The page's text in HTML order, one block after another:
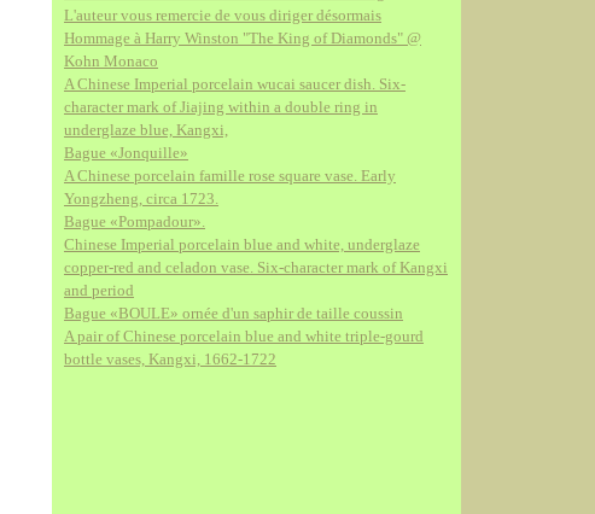
L'auteur vous remercie de vous diriger désormais
Hommage à Harry Winston "The King of Diamonds" @
Kohn Monaco
A Chinese Imperial porcelain wucai saucer dish. Six-
character mark of Jiajing within a double ring in
underglaze blue, Kangxi,
Bague «Jonquille»
A Chinese porcelain famille rose square vase. Early
Yongzheng, circa 1723.
Bague «Pompadour».
Chinese Imperial porcelain blue and white, underglaze
copper-red and celadon vase. Six-character mark of Kangxi
and period
Bague «BOULE» ornée d'un saphir de taille coussin
A pair of Chinese porcelain blue and white triple-gourd
bottle vases, Kangxi, 1662-1722